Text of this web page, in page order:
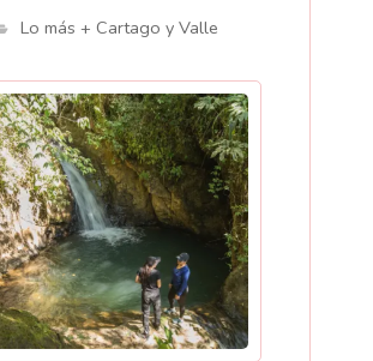
Lo más + Cartago y Valle